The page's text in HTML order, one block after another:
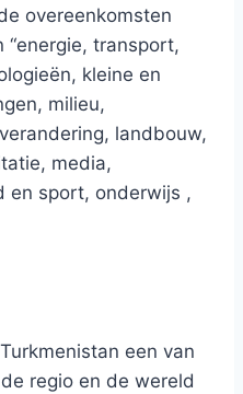
overeenkomsten
“energie, transport,
kleine en
milieu,
landbouw,
media,
en sport, onderwijs ,
een van
regio en de wereld